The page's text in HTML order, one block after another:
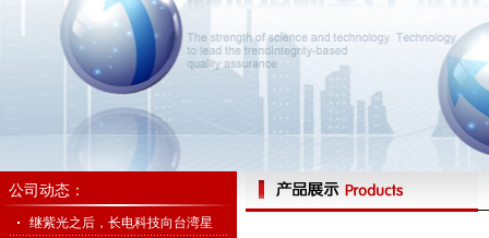
公司动态：
继紫光之后，长电科技向台湾星